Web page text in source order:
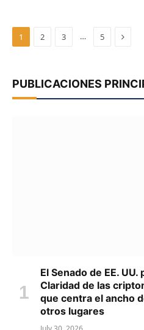
1 2 3 … 5 Next
PUBLICACIONES
El Senado de EE.
Claridad de las
que centra el ancho
otros lugares